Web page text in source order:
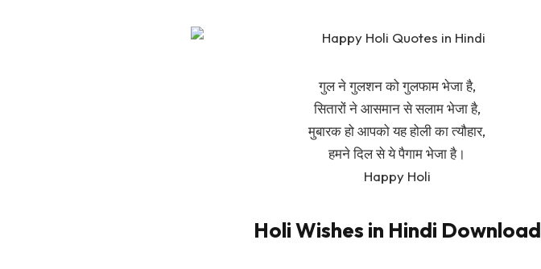
गुल ने गुलशन को गुलफाम भेजा है,
सितारों ने आसमान से सलाम भेजा है,
मुबारक हो आपको यह होली का त्यौहार,
हमने दिल से ये पैगाम भेजा है।
Happy Holi
Holi Wishes in Hindi Download